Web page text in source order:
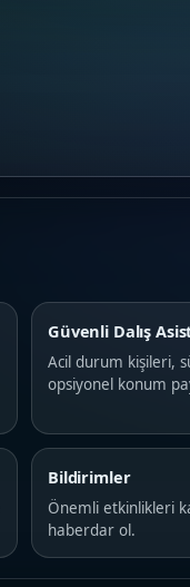
Güvenli Dalış
Acil durum kişileri,
opsiyonel konum
Bildirimler
Önemli etkinlikleri
haberdar ol.